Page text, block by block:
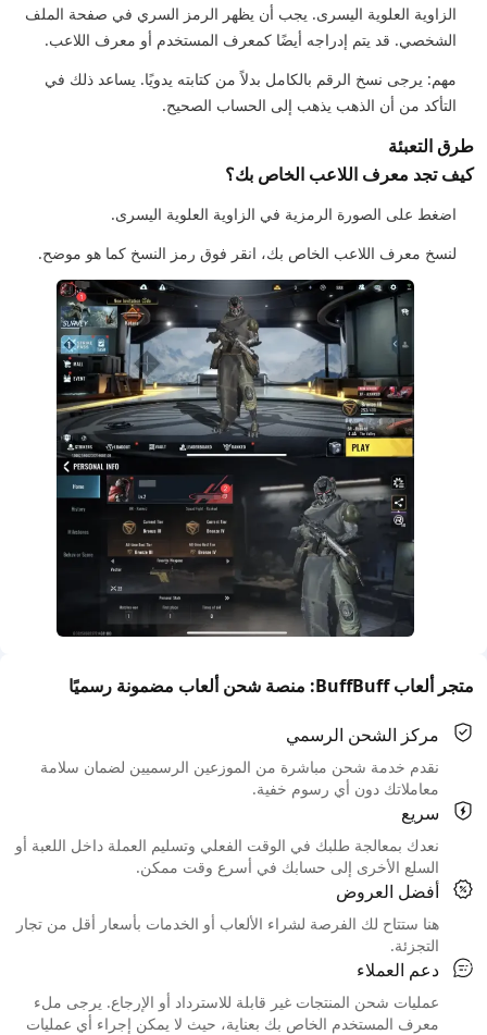
الزاوية العلوية اليسرى. يجب أن يظهر الرمز السري في صفحة الملف
الشخصي. قد يتم إدراجه أيضًا كمعرف المستخدم أو معرف اللاعب.
مهم: يرجى نسخ الرقم بالكامل بدلاً من كتابته يدويًا. يساعد ذلك في
التأكد من أن الذهب يذهب إلى الحساب الصحيح.
طرق التعبئة
كيف تجد معرف اللاعب الخاص بك؟
اضغط على الصورة الرمزية في الزاوية العلوية اليسرى.
لنسخ معرف اللاعب الخاص بك، انقر فوق رمز النسخ كما هو موضح.
متجر ألعاب BuffBuff: منصة شحن ألعاب مضمونة رسميًا
مركز الشحن الرسمي
نقدم خدمة شحن مباشرة من الموزعين الرسميين لضمان سلامة
معاملاتك دون أي رسوم خفية.
سريع
نعدك بمعالجة طلبك في الوقت الفعلي وتسليم العملة داخل اللعبة أو
السلع الأخرى إلى حسابك في أسرع وقت ممكن.
أفضل العروض
هنا ستتاح لك الفرصة لشراء الألعاب أو الخدمات بأسعار أقل من تجار
التجزئة.
دعم العملاء
عمليات شحن المنتجات غير قابلة للاسترداد أو الإرجاع. يرجى ملء
معرف المستخدم الخاص بك بعناية، حيث لا يمكن إجراء أي عمليات